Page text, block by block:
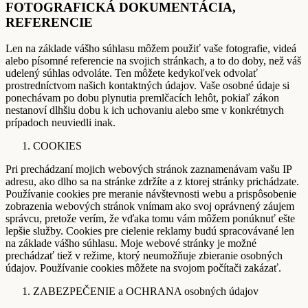
FOTOGRAFICKÁ DOKUMENTÁCIA,
REFERENCIE
Len na základe vášho súhlasu môžem použiť vaše fotografie, videá
alebo písomné referencie na svojich stránkach, a to do doby, než váš
udelený súhlas odvoláte. Ten môžete kedykoľvek odvolať
prostredníctvom našich kontaktných údajov. Vaše osobné údaje si
ponechávam po dobu plynutia premlčacích lehôt, pokiaľ zákon
nestanoví dlhšiu dobu k ich uchovaniu alebo sme v konkrétnych
prípadoch neuviedli inak.
COOKIES
Pri prechádzaní mojich webových stránok zaznamenávam vašu IP
adresu, ako dlho sa na stránke zdržíte a z ktorej stránky prichádzate.
Používanie cookies pre meranie návštevnosti webu a prispôsobenie
zobrazenia webových stránok vnímam ako svoj oprávnený záujem
správcu, pretože verím, že vďaka tomu vám môžem ponúknuť ešte
lepšie služby. Cookies pre cielenie reklamy budú spracovávané len
na základe vášho súhlasu. Moje webové stránky je možné
prechádzať tiež v režime, ktorý neumožňuje zbieranie osobných
údajov. Používanie cookies môžete na svojom počítači zakázať.
ZABEZPEČENIE a OCHRANA osobných údajov